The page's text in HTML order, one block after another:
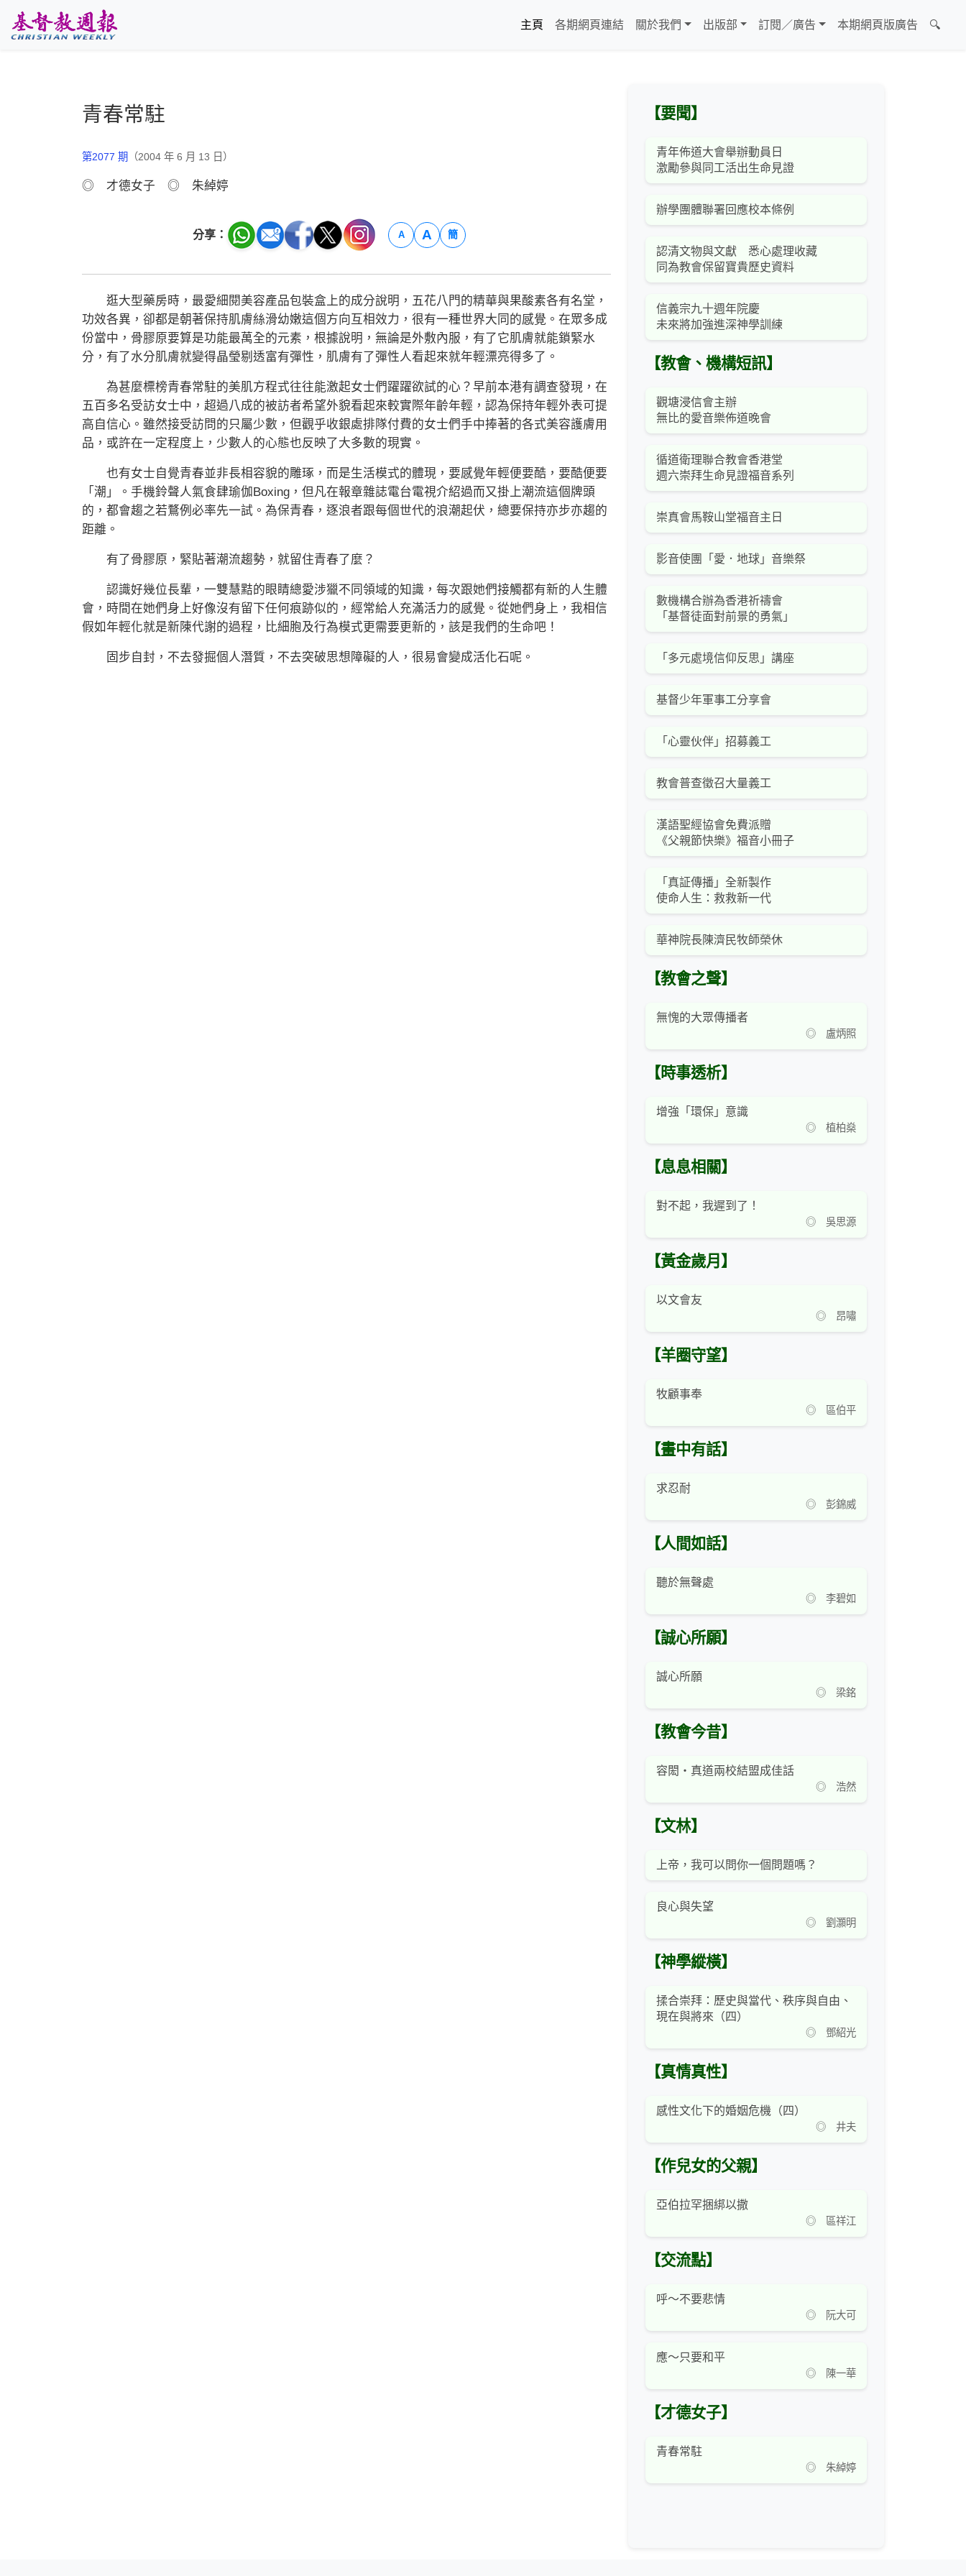
主頁
各期網頁連結 關於我們 出版部 訂閱／廣告 本期網頁版廣告 🔍
青春常駐
第2077 期 （2004 年 6 月 13 日）
◎ 才德女子 ◎ 朱綽婷
分享： A A 簡
逛大型藥房時，最愛細閱美容產品包裝盒上的成分說明，五花八門的精華與果酸素各有名堂，
功效各異，卻都是朝著保持肌膚絲滑幼嫩這個方向互相效力，很有一種世界大同的感覺。在眾多成
份當中，骨膠原要算是功能最萬全的元素，根據說明，無論是外敷內服，有了它肌膚就能鎖緊水
分，有了水分肌膚就變得晶瑩剔透富有彈性，肌膚有了彈性人看起來就年輕漂亮得多了。
為甚麼標榜青春常駐的美肌方程式往往能激起女士們躍躍欲試的心？早前本港有調查發現，在
五百多名受訪女士中，超過八成的被訪者希望外貌看起來較實際年齡年輕，認為保持年輕外表可提
高自信心。雖然接受訪問的只屬少數，但觀乎收銀處排隊付費的女士們手中捧著的各式美容護膚用
品，或許在一定程度上，少數人的心態也反映了大多數的現實。
也有女士自覺青春並非長相容貌的雕琢，而是生活模式的體現，要感覺年輕便要酷，要酷便要
「潮」。手機鈴聲人氣食肆瑜伽Boxing，但凡在報章雜誌電台電視介紹過而又掛上潮流這個牌頭
的，都會趨之若鶩例必率先一試。為保青春，逐浪者跟每個世代的浪潮起伏，總要保持亦步亦趨的
距離。
有了骨膠原，緊貼著潮流趨勢，就留住青春了麼？
認識好幾位長輩，一雙慧黠的眼睛總愛涉獵不同領域的知識，每次跟她們接觸都有新的人生體
會，時間在她們身上好像沒有留下任何痕跡似的，經常給人充滿活力的感覺。從她們身上，我相信
假如年輕化就是新陳代謝的過程，比細胞及行為模式更需要更新的，該是我們的生命吧！
固步自封，不去發掘個人潛質，不去突破思想障礙的人，很易會變成活化石呢。
【要聞】
青年佈道大會舉辦動員日
激勵參與同工活出生命見證
辦學團體聯署回應校本條例
認清文物與文獻 悉心處理收藏
同為教會保留寶貴歷史資料
信義宗九十週年院慶
未來將加強進深神學訓練
【教會、機構短訊】
觀塘浸信會主辦
無比的愛音樂佈道晚會
循道衛理聯合教會香港堂
週六崇拜生命見證福音系列
崇真會馬鞍山堂福音主日
影音使團「愛．地球」音樂祭
數機構合辦為香港祈禱會
「基督徒面對前景的勇氣」
「多元處境信仰反思」講座
基督少年軍事工分享會
「心靈伙伴」招募義工
教會普查徵召大量義工
漢語聖經協會免費派贈
《父親節快樂》福音小冊子
「真証傳播」全新製作
使命人生：救救新一代
華神院長陳濟民牧師榮休
【教會之聲】
無愧的大眾傳播者
◎ 盧炳照
【時事透析】
增強「環保」意識
◎ 植柏燊
【息息相關】
對不起，我遲到了！
◎ 吳思源
【黃金歲月】
以文會友
◎ 昂嘯
【羊圈守望】
牧顧事奉
◎ 區伯平
【畫中有話】
求忍耐
◎ 彭錦威
【人間如話】
聽於無聲處
◎ 李碧如
【誠心所願】
誠心所願
◎ 梁銘
【教會今昔】
容閎‧真道兩校結盟成佳話
◎ 浩然
【文林】
上帝，我可以問你一個問題嗎？
良心與失望
◎ 劉灝明
【神學縱橫】
揉合崇拜：歷史與當代、秩序與自由、
現在與將來（四）
◎ 鄧紹光
【真情真性】
感性文化下的婚姻危機（四）
◎ 井夫
【作兒女的父親】
亞伯拉罕捆綁以撒
◎ 區祥江
【交流點】
呼～不要悲情
◎ 阮大可
應～只要和平
◎ 陳一華
【才德女子】
青春常駐
◎ 朱綽婷